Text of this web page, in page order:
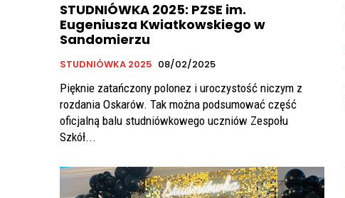
STUDNIÓWKA 2025: PZSE im.
Eugeniusza Kwiatkowskiego w
Sandomierzu
STUDNIÓWKA 2025 08/02/2025
Pięknie zatańczony polonez i uroczystość niczym z
rozdania Oskarów. Tak można podsumować część
oficjalną balu studniówkowego uczniów Zespołu
Szkół...